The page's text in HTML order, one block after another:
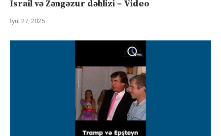
İsrail və Zəngəzur dəhlizi – Video
İyul 27, 2025